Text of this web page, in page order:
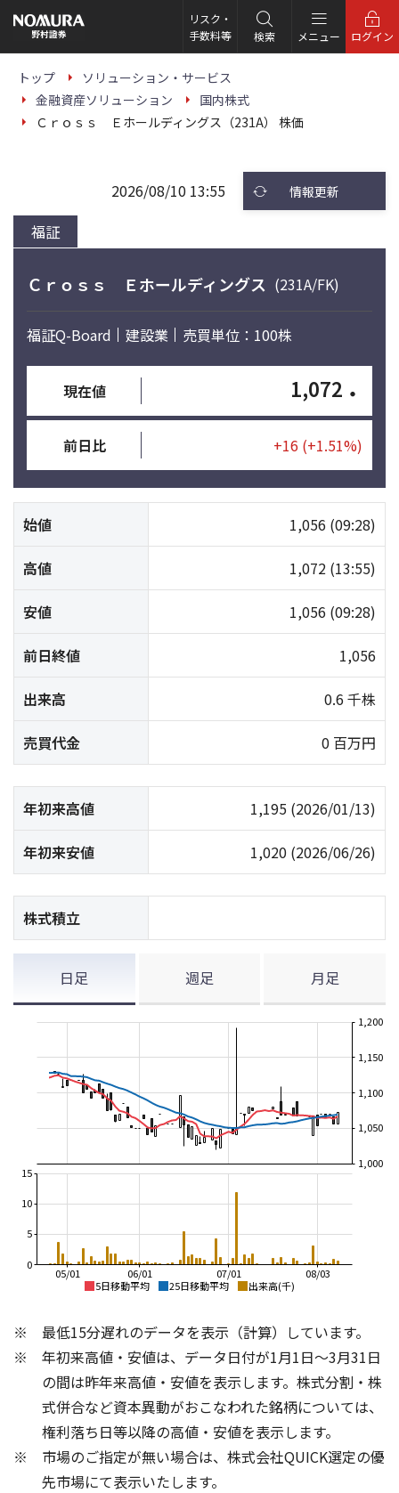
の
ー
リスク・
手数料等
検索 メニュー ログイン
トップ
ソリューション・サービス
金融資産ソリューション
国内株式
Ｃｒｏｓｓ Ｅホールディングス（231A） 株価
福証
2026/08/10 13:55 情報更新
Ｃｒｏｓｓ Ｅホールディングス (231A/FK)
福証Q-Board 建設業 売買単位：100株
現在値 1,072 ・
前日比 +16 (+1.51%)
始値 1,056 (09:28)
高値 1,072 (13:55)
安値 1,056 (09:28)
前日終値 1,056
出来高 0.6 千株
売買代金 0 百万円
年初来高値 1,195 (2026/01/13)
年初来安値 1,020 (2026/06/26)
株式積立
日足 週足 月足
5日移動平均 25日移動平均 出来高(千)
08/03
07/01
06/01
05/01
1,000
1,050
1,100
1,150
1,200
0
5
10
15
800
1,000
1,100
1,200
10
700
900
1,000
1,100
1,200
200
最低15分遅れのデータを表示（計算）しています。
年初来高値・安値は、データ日付が1月1日～3月31日
の間は昨年来高値・安値を表示します。株式分割・株
式併合など資本異動がおこなわれた銘柄については、
権利落ち日等以降の高値・安値を表示します。
市場のご指定が無い場合は、株式会社QUICK選定の優
先市場にて表示いたします。